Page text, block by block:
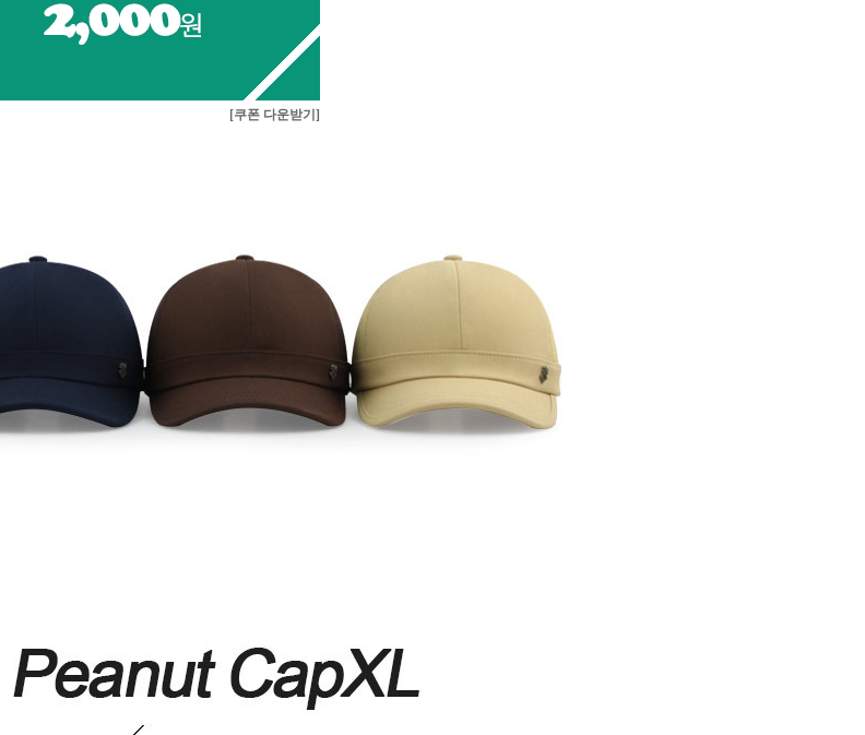
[쿠폰 다운받기]